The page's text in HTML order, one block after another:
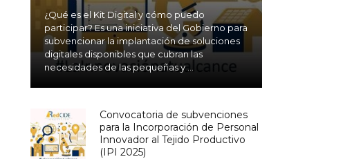
¿Qué es el Kit Digital y cómo puedo
participar? Es una iniciativa del Gobierno para
subvencionar la implantación de soluciones
digitales disponibles que cubran las
necesidades de las pequeñas y ...
Convocatoria de subvenciones
para la Incorporación de Personal
Innovador al Tejido Productivo
(IPI 2025)